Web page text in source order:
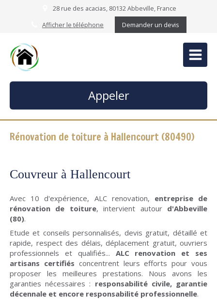
28 rue des acacias, 80132 Abbeville, France
Afficher le téléphone
Demander un devis
Appeler
Rénovation de toiture à Hallencourt (80490)
Couvreur à Hallencourt
Avec 10 d'expérience, ALC renovation, entreprise de
rénovation de toiture, intervient autourd'Abbeville
(80).
Etude et conseils personnalisés, devis gratuit, détaillé et
rapide, respect des délais, déplacement gratuit, ouvriers
professionnels et qualifiés... ALC renovation et ses
artisans certifiés concentrent leurs efforts pour vous
proposer les meilleures prestations. Nous avons les
garanties nécessaires : responsabilité civile, garantie
décennale et encore responsabilité professionnelle.